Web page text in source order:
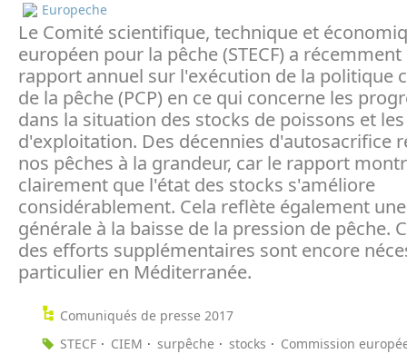
Europeche
Le Comité scientifique, technique et
européen pour la pêche (STECF) a
rapport annuel sur l'exécution de la politique
de la pêche (PCP) en ce qui concerne les
dans la situation des stocks de poissons et
d'exploitation. Des décennies d'autosacrifice
nos pêches à la grandeur, car le rapport
clairement que l'état des stocks s'améliore
considérablement. Cela reflète également
générale à la baisse de la pression de pêche.
des efforts supplémentaires sont encore
particulier en Méditerranée.
Comuniqués de presse 2017
STECF
CIEM surpêche stocks
Commission